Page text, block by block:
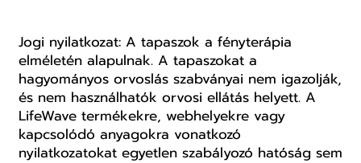
Jogi nyilatkozat: A tapaszok a fényterápia
elméletén alapulnak. A tapaszokat a
hagyományos orvoslás szabványai nem igazolják,
és nem használhatók orvosi ellátás helyett. A
LifeWave termékekre, webhelyekre vagy
kapcsolódó anyagokra vonatkozó
nyilatkozatokat egyetlen szabályozó hatóság sem